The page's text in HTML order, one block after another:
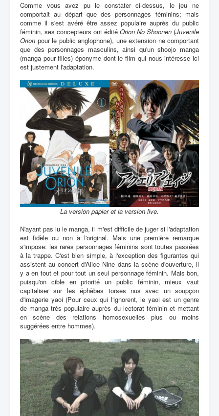
Comme vous avez pu le constater ci-dessus, le jeu ne
comportait au départ que des personnages féminins; mais
comme il s'est avéré être assez populaire auprès du public
féminin, ses concepteurs ont édité Orion No Shoonen (Juvenile
Orion pour le public anglophone), une extension ne comportant
que des personnages masculins, ainsi qu'un shoojo manga
(manga pour filles) éponyme dont le film qui nous intéresse ici
est justement l'adaptation.
La version papier et la version live.
N'ayant pas lu le manga, il m'est difficile de juger si l'adaptation
est fidèle ou non à l'original. Mais une première remarque
s'impose: les rares personnages féminins sont toutes passées
à la trappe. C'est bien simple, à l'exception des figurantes qui
assistent au concert d'Alice Nine dans la scène d'ouverture, il
y a en tout et pour tout un seul personnage féminin. Mais bon,
puisqu'on cible en priorité un public féminin, mieux vaut
capitaliser sur les éphèbes torses nus avec un soupçon
d'imagerie yaoi (Pour ceux qui l'ignorent, le yaoi est un genre
de manga très populaire auprès du lectorat féminin et mettant
en scène des relations homosexuelles plus ou moins
suggérées entre hommes).